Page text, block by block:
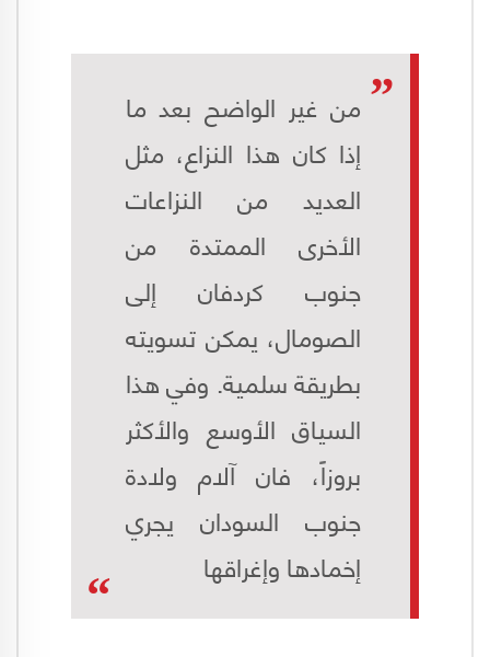
من غير الواضح بعد ما
إذا كان هذا النزاع، مثل
العديد من النزاعات
الأخرى الممتدة من
جنوب كردفان إلى
الصومال، يمكن تسويته
بطريقة سلمية. وفي هذا
السياق الأوسع والأكثر
بروزاً، فان آلام ولادة
جنوب السودان يجري
إخمادها وإغراقها